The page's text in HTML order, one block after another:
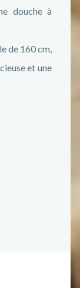
douche à
de 160 cm,
et une